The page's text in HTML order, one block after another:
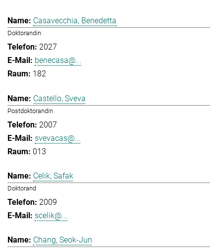
Casavecchia, Benedetta
Doktorandin
2027
benecasa@...
182
Castello, Sveva
Postdoktorandin
2007
svevacas@...
013
Celik, Safak
Doktorand
2009
scelik@...
Chang, Seok-Jun